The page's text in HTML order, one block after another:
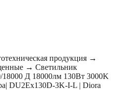
продукция →
→ Светильник
Д 18000лм 130Вт 3000K
DU2Ex130D-3K-I-L | Diora